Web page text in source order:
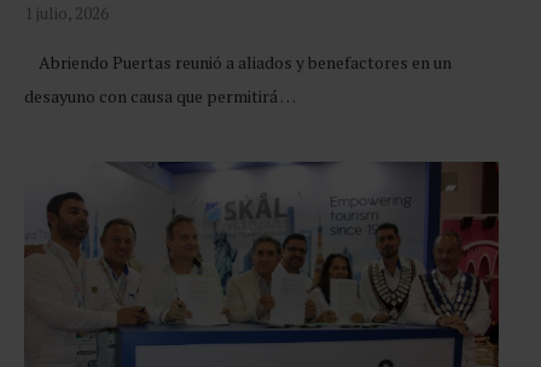
1 julio, 2026
Abriendo Puertas reunió a aliados y benefactores en un
desayuno con causa que permitirá …